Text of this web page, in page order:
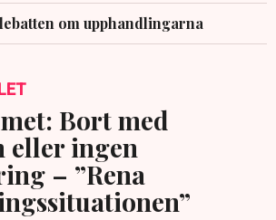
om upphandlingarna
Bort med
eller ingen
– ”Rena